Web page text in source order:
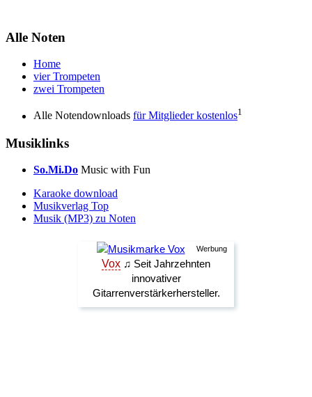
Alle Noten
Home
vier Trompeten
zwei Trompeten
Alle Notendownloads für Mitglieder kostenlos1
Musiklinks
So.Mi.Do Music with Fun
Karaoke download
Musikverlag Top
Musik (MP3) zu Noten